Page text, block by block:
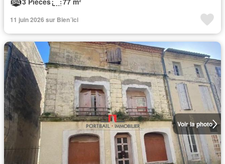
11 juin 2026 sur Bien´ici
Voir la photo